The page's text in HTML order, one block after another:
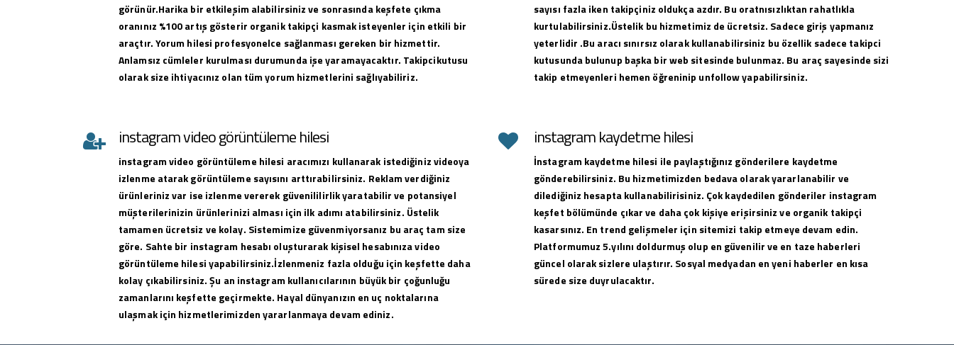
görünür.Harika bir etkileşim alabilirsiniz ve sonrasında keşfete çıkma
oranınız %100 artış gösterir organik takipçi kasmak isteyenler için etkili bir
araçtır. Yorum hilesi profesyonelce sağlanması gereken bir hizmettir.
Anlamsız cümleler kurulması durumunda işe yaramayacaktır. Takipcikutusu
olarak size ihtiyacınız olan tüm yorum hizmetlerini sağlıyabiliriz.
sayısı fazla iken takipçiniz oldukça azdır. Bu oratnısızlıktan rahatlıkla
kurtulabilirsiniz.Üstelik bu hizmetimiz de ücretsiz. Sadece giriş yapmanız
yeterlidir .Bu aracı sınırsız olarak kullanabilirsiniz bu özellik sadece takipci
kutusunda bulunup başka bir web sitesinde bulunmaz. Bu araç sayesinde sizi
takip etmeyenleri hemen öğreninip unfollow yapabilirsiniz.
instagram video görüntüleme hilesi
instagramvideo görüntüleme hilesi aracımızı kullanarak istediğiniz videoya
izlenme atarak görüntüleme sayısını arttırabilirsiniz. Reklam verdiğiniz
ürünleriniz var ise izlenme vererek güvenililirlik yaratabilir ve potansiyel
müşterilerinizin ürünlerinizi alması için ilk adımı atabilirsiniz. Üstelik
tamamen ücretsiz ve kolay. Sistemimize güvenmiyorsanız bu araç tam size
göre. Sahte bir instagram hesabı oluşturarak kişisel hesabınıza video
görüntüleme hilesi yapabilirsiniz.İzlenmeniz fazla olduğu için keşfette daha
kolay çıkabilirsiniz. Şu an instagram kullanıcılarının büyük bir çoğunluğu
zamanlarını keşfette geçirmekte. Hayal dünyanızın en uç noktalarına
ulaşmak için hizmetlerimizden yararlanmaya devam ediniz.
instagram kaydetme hilesi
İnstagram kaydetme hilesi ile paylaştığınız gönderilere kaydetme
gönderebilirsiniz. Bu hizmetimizden bedava olarak yararlanabilir ve
dilediğiniz hesapta kullanabilirisiniz. Çok kaydedilen gönderiler instagram
keşfet bölümünde çıkar ve daha çok kişiye erişirsiniz ve organik takipçi
kasarsınız. En trend gelişmeler için sitemizi takip etmeye devam edin.
Platformumuz 5.yılını doldurmuş olup en güvenilir ve en taze haberleri
güncel olarak sizlere ulaştırır. Sosyal medyadan en yeni haberler en kısa
sürede size duyrulacaktır.